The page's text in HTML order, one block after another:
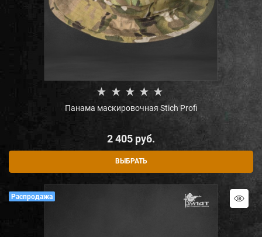
Панама маскировочная Stich Profi
2 405 руб.
ВЫБРАТЬ
Распродажа